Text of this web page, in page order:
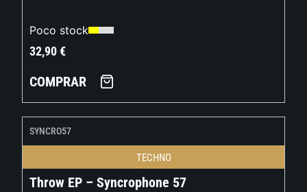
Poco stock
32,90€
COMPRAR
SYNCRO57
TECHNO
Throw EP – Syncrophone 57